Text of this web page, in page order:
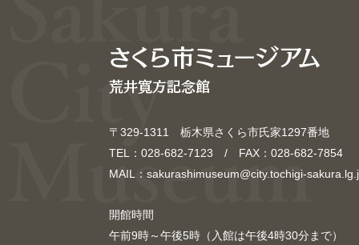
〒329-1311 栃木県さくら市氏家1297番地
TEL：028-682-7123 / FAX：028-682-7854
MAIL：sakurashimuseum@city.tochigi-
開館時間
午前9時～午後5時（入館は午後4時30分まで）